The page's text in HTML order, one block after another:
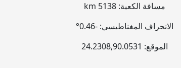
مسافة الكعبة:5138 km
الانحراف المغناطيسي:-0.46°
الموقع:
24.2308,90.0531